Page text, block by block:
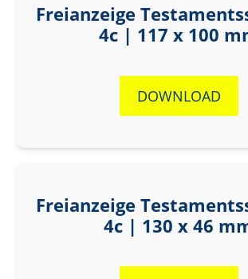
Freianzeige
4c | 117 x 100
DOWNLOAD
Freianzeige
4c | 130 x 46